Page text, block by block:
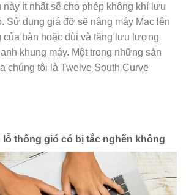
này ít nhất sẽ cho phép không khí lưu
Sử dụng giá đỡ sẽ nâng máy Mac lên
của bàn hoặc đùi và tăng lưu lượng
khung máy. Một trong những sản
chúng tôi là Twelve South Curve
lỗ thông gió có bị tắc nghẽn không